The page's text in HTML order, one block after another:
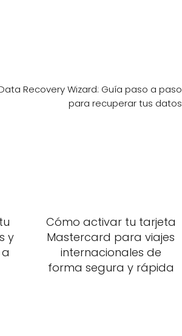
Recovery Wizard: Guía paso a paso
para recuperar tus datos
y
Cómo activar tu tarjeta
Mastercard para viajes
internacionales de
forma segura y rápida